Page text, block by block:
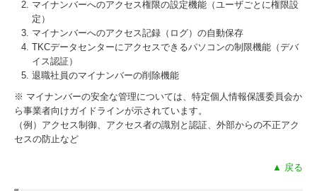
マイナンバーへのアクセス権限の設定機能（ユーザごとに権限設
定）
マイナンバーへのアクセス記録（ログ）の自動保存
TKCデータセンターにアクセスできるパソコンの制限機能（デバ
イス認証）
退職社員のマイナンバーの削除機能
※ マイナンバーの安全な管理については、特定個人情報保護委員会か
ら事業者向けガイドラインが示されています。
（例）アクセス制御、アクセス者の識別と認証、外部からの不正アク
セスの防止など
▲ 戻る